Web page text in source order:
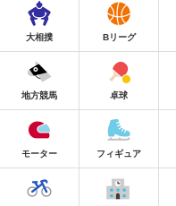
大相撲 Bリーグ
地方競馬 卓球
モーター フィギュア